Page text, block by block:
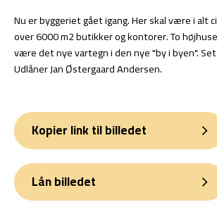
Nu er byggeriet gået igang. Her skal være i alt
over 6000 m2 butikker og kontorer. To
være det nye vartegn i den nye "by i byen".
Udlåner Jan Østergaard Andersen.
Kopier link til billedet
Lån billedet